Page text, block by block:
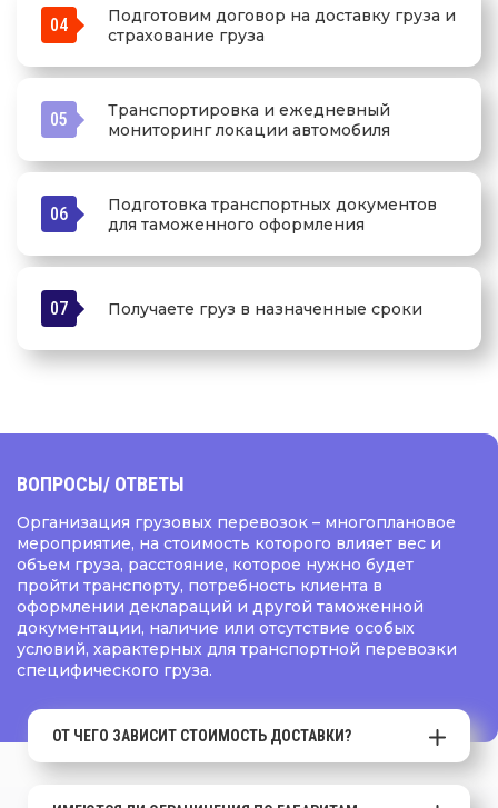
04
Подготовим договор на доставку груза и
страхование груза
05
Транспортировка и ежедневный
мониторинг локации автомобиля
06
Подготовка транспортных документов
для таможенного оформления
07 Получаете груз в назначенные сроки
ВОПРОСЫ/ ОТВЕТЫ
Организация грузовых перевозок – многоплановое
мероприятие, на стоимость которого влияет вес и
объем груза, расстояние, которое нужно будет
пройти транспорту, потребность клиента в
оформлении деклараций и другой таможенной
документации, наличие или отсутствие особых
условий, характерных для транспортной перевозки
специфического груза.
ОТ ЧЕГО ЗАВИСИТ СТОИМОСТЬ ДОСТАВКИ?